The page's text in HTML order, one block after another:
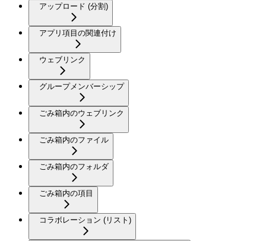
アップロード (分割)
アプリ項目の関連付け
ウェブリンク
グループメンバーシップ
ごみ箱内のウェブリンク
ごみ箱内のファイル
ごみ箱内のフォルダ
ごみ箱内の項目
コラボレーション (リスト)